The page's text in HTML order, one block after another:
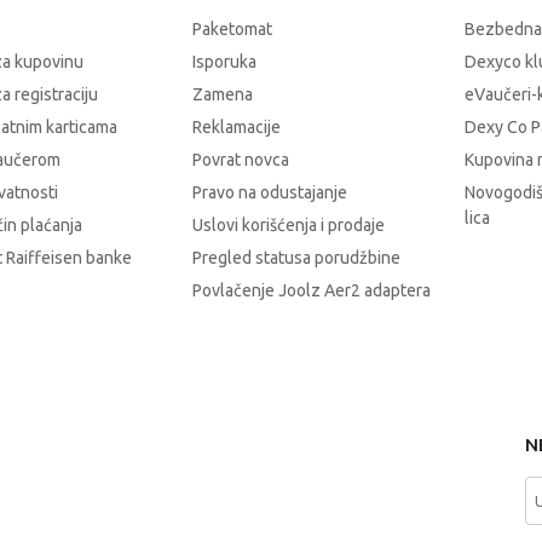
kupovinu
registraciju
karticama
plaćanja
Raiffeisen banke
Paketomat
Isporuka
Zamena
Reklamacije
Povrat novca
Pravo na odustajanje
Uslovi korišćenja i prodaje
Pregled statusa porudžbine
Povlačenje Joolz Aer2 adaptera
Dexyco
Dexy Co
Kupovina
lica